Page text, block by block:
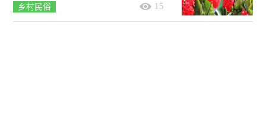
乡村民俗 15